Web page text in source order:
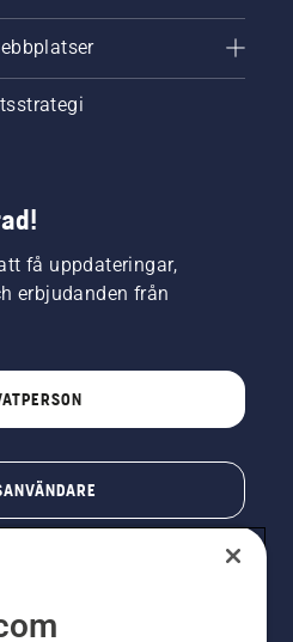
få uppdateringar,
erbjudanden från